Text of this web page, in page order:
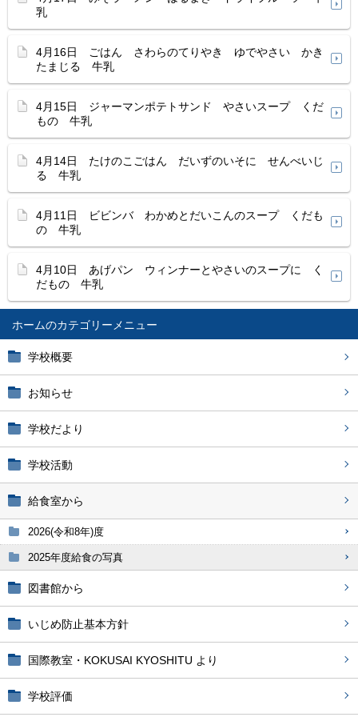
ホーム
学校概要
お知らせ
学校だより
学校活動
給食室から
2026(令和8年)度
2025年度給食の写真
図書館から
いじめ防止基本方針
国際教室・KOKUSAI KYOSHITU より
学校評価
乳
4月16日 ごはん さわらのてりやき ゆでやさい かき
たまじる 牛乳
4月15日 ジャーマンポテトサンド やさいスープ くだ
もの 牛乳
4月14日 たけのこごはん だいずのいそに せんべいじ
る 牛乳
4月11日 ビビンバ わかめとだいこんのスープ くだも
の 牛乳
4月10日 あげパン ウィンナーとやさいのスープに く
だもの 牛乳